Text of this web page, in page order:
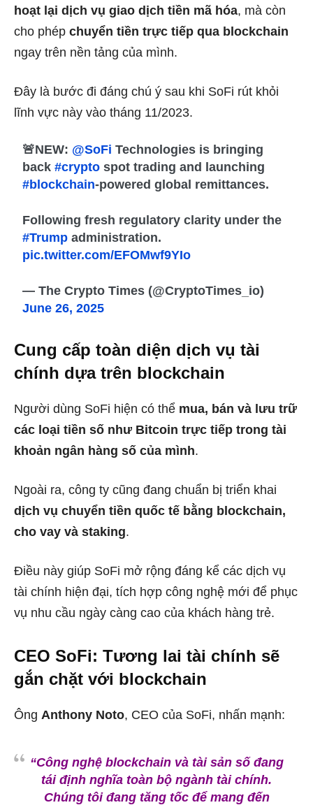
hoạt lại dịch vụ giao dịch tiền mã hóa, mà còn
cho phép chuyển tiền trực tiếp qua blockchain
ngay trên nền tảng của mình.
Đây là bước đi đáng chú ý sau khi SoFi rút khỏi
lĩnh vực này vào tháng 11/2023.
🚨NEW: @SoFi Technologies is bringing
back#crypto spot trading and launching
#blockchain-powered global remittances.
Following fresh regulatory clarity under the
#Trump administration.
pic.twitter.com/EFOMwf9YIo
— The Crypto Times (@CryptoTimes_io)
June 26, 2025
Cung cấp toàn diện dịch vụ tài
chính dựa trên blockchain
Người dùng SoFi hiện có thể mua, bán và lưu trữ
các loại tiền số như Bitcoin trực tiếp trong tài
khoản ngân hàng số của mình.
Ngoài ra, công ty cũng đang chuẩn bị triển khai
dịch vụ chuyển tiền quốc tế bằng blockchain,
cho vay và staking.
Điều này giúp SoFi mở rộng đáng kể các dịch vụ
tài chính hiện đại, tích hợp công nghệ mới để phục
vụ nhu cầu ngày càng cao của khách hàng trẻ.
CEO SoFi: Tương lai tài chính sẽ
gắn chặt với blockchain
Ông Anthony Noto, CEO của SoFi, nhấn mạnh:
“Công nghệ blockchain và tài sản số đang
tái định nghĩa toàn bộ ngành tài chính.
Chúng tôi đang tăng tốc để mang đến